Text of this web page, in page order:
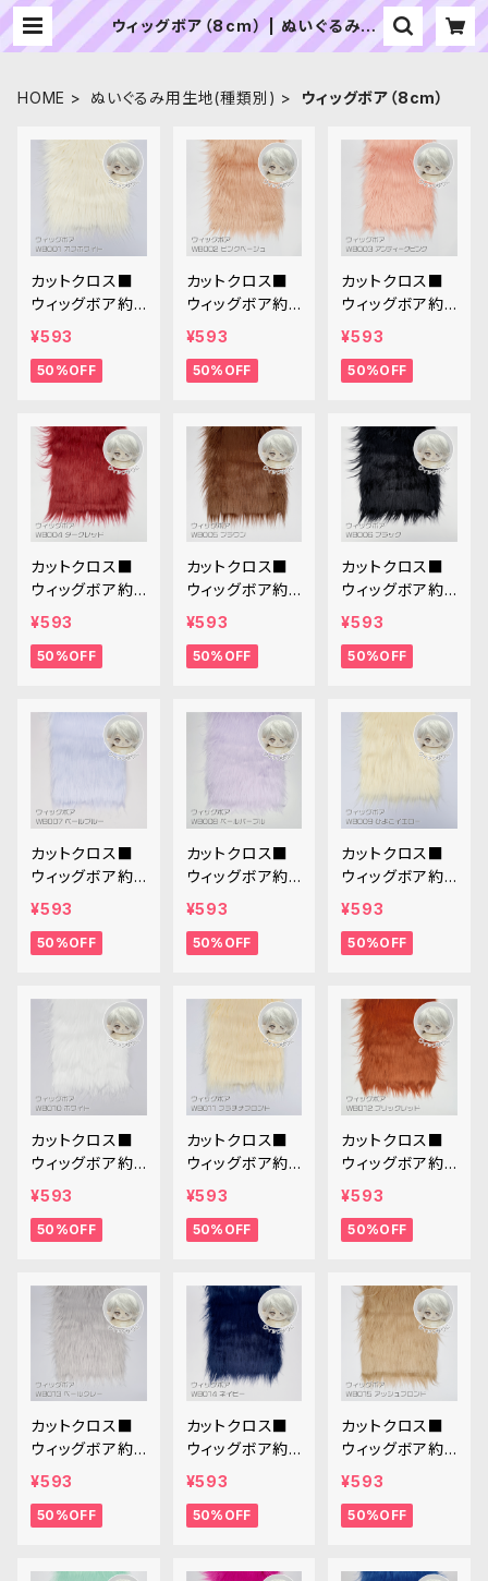
ウィッグボア（8cm） | ぬいぐるみの
生地やさん｜「ぬい」の布地・材料の通
HOME
ぬいぐるみ用生地(種類別) ウィッグボア（8cm）
カットクロス■
ウィッグボア約8
cm(オフホワイ
生地 25cm × 4
¥593
50%OFF
カットクロス■
ウィッグボア約8
cm(ピンクベー
ア生地 25cm ×
¥593
50%OFF
カットクロス■
ウィッグボア約8
cm(アンティー
3ボア生地 25c
¥593
50%OFF
カットクロス■
ウィッグボア約8
cm(ダークレッ
生地 25cm × 4
¥593
50%OFF
カットクロス■
ウィッグボア約8
cm(ブラウン)W
25cm × 45cm
¥593
50%OFF
カットクロス■
ウィッグボア約8
cm(ブラック)W
25cm × 45cm
¥593
50%OFF
カットクロス■
ウィッグボア約8
cm(ペールブル
生地 25cm × 4
¥593
50%OFF
カットクロス■
ウィッグボア約8
cm(ペールパー
ア生地 25cm ×
¥593
50%OFF
カットクロス■
ウィッグボア約8
cm(ひよこイエ
ア生地 25cm ×
¥593
50%OFF
カットクロス■
ウィッグボア約8
cm(ホワイト)W
25cm × 45cm
¥593
50%OFF
カットクロス■
ウィッグボア約8
cm(プラチナブ
ボア生地 25cm
¥593
50%OFF
カットクロス■
ウィッグボア約8
cm(ブリックレッ
生地 25cm × 4
¥593
50%OFF
カットクロス■
ウィッグボア約8
cm(ペールグレ
生地 25cm × 4
¥593
50%OFF
カットクロス■
ウィッグボア約8
cm(ネイビー)W
25cm × 45cm
¥593
50%OFF
カットクロス■
ウィッグボア約8
cm(アッシュブロ
ア生地 25cm ×
¥593
50%OFF